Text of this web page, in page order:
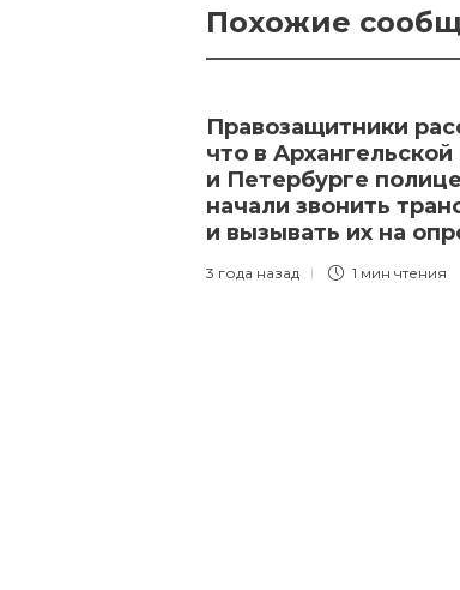
Похожие
Правозащитники
что в Архангельской
и Петербурге
начали звонить
и вызывать их на
3 года назад 1 мин чтения